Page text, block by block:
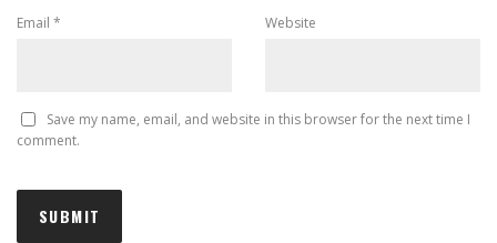
Email * Website
Save my name, email, and website in this browser for the next time I
comment.